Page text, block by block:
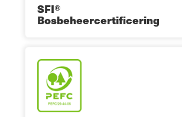
SFI®
Bosbeheercertificering